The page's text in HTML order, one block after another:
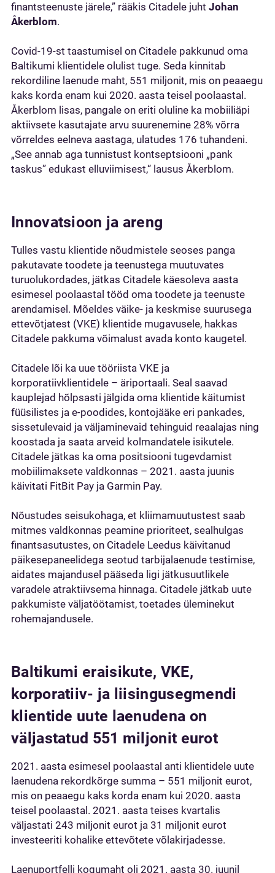
finantsteenuste järele,” rääkis Citadele juht Johan
Åkerblom.
Covid-19-st taastumisel on Citadele pakkunud oma
Baltikumi klientidele olulist tuge. Seda kinnitab
rekordiline laenude maht, 551 miljonit, mis on peaaegu
kaks korda enam kui 2020. aasta teisel poolaastal.
Åkerblom lisas, pangale on eriti oluline ka mobiiliäpi
aktiivsete kasutajate arvu suurenemine 28% võrra
võrreldes eelneva aastaga, ulatudes 176 tuhandeni.
„See annab aga tunnistust kontseptsiooni „pank
taskus” edukast elluviimisest,“ lausus Åkerblom.
Innovatsioon ja areng
Tulles vastu klientide nõudmistele seoses panga
pakutavate toodete ja teenustega muutuvates
turuolukordades, jätkas Citadele käesoleva aasta
esimesel poolaastal tööd oma toodete ja teenuste
arendamisel. Mõeldes väike- ja keskmise suurusega
ettevõtjatest (VKE) klientide mugavusele, hakkas
Citadele pakkuma võimalust avada konto kaugetel.
Citadele lõi ka uue tööriista VKE ja
korporatiivklientidele – äriportaali. Seal saavad
kauplejad hõlpsasti jälgida oma klientide käitumist
füüsilistes ja e-poodides, kontojääke eri pankades,
sissetulevaid ja väljaminevaid tehinguid reaalajas ning
koostada ja saata arveid kolmandatele isikutele.
Citadele jätkas ka oma positsiooni tugevdamist
mobiilimaksete valdkonnas – 2021. aasta juunis
käivitati FitBit Pay ja Garmin Pay.
Nõustudes seisukohaga, et kliimamuutustest saab
mitmes valdkonnas peamine prioriteet, sealhulgas
finantsasutustes, on Citadele Leedus käivitanud
päikesepaneelidega seotud tarbijalaenude testimise,
aidates majandusel pääseda ligi jätkusuutlikele
varadele atraktiivsema hinnaga. Citadele jätkab uute
pakkumiste väljatöötamist, toetades üleminekut
rohemajandusele.
Baltikumi eraisikute, VKE,
korporatiiv- ja liisingusegmendi
klientide uute laenudena on
väljastatud 551 miljonit eurot
2021. aasta esimesel poolaastal anti klientidele uute
laenudena rekordkõrge summa – 551 miljonit eurot,
mis on peaaegu kaks korda enam kui 2020. aasta
teisel poolaastal. 2021. aasta teises kvartalis
väljastati 243 miljonit eurot ja 31 miljonit eurot
investeeriti kohalike ettevõtete võlakirjadesse.
Laenuportfelli kogumaht oli 2021. aasta 30. juunil